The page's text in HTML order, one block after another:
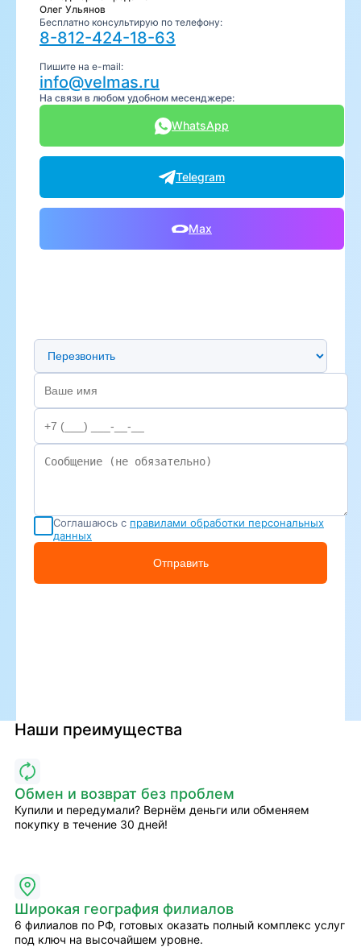
Олег Ульянов
Бесплатно консультирую по телефону:
8-812-424-18-63
Пишите на e-mail:
info@velmas.ru
На связи в любом удобном месенджере:
WhatsApp
Telegram
Max
Предпочтительный способ связи
Соглашаюсь с правилами обработки персональных
данных
Отправить
Наши преимущества
Обмен и возврат без проблем
Купили и передумали? Вернём деньги или обменяем
покупку в течение 30 дней!
Широкая география филиалов
6 филиалов по РФ, готовых оказать полный комплекс услуг
под ключ на высочайшем уровне.